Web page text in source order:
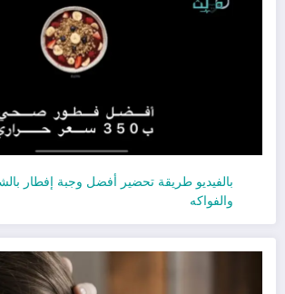
بالفيديو طريقة تحضير أفضل وجبة إفطار
والفواكه